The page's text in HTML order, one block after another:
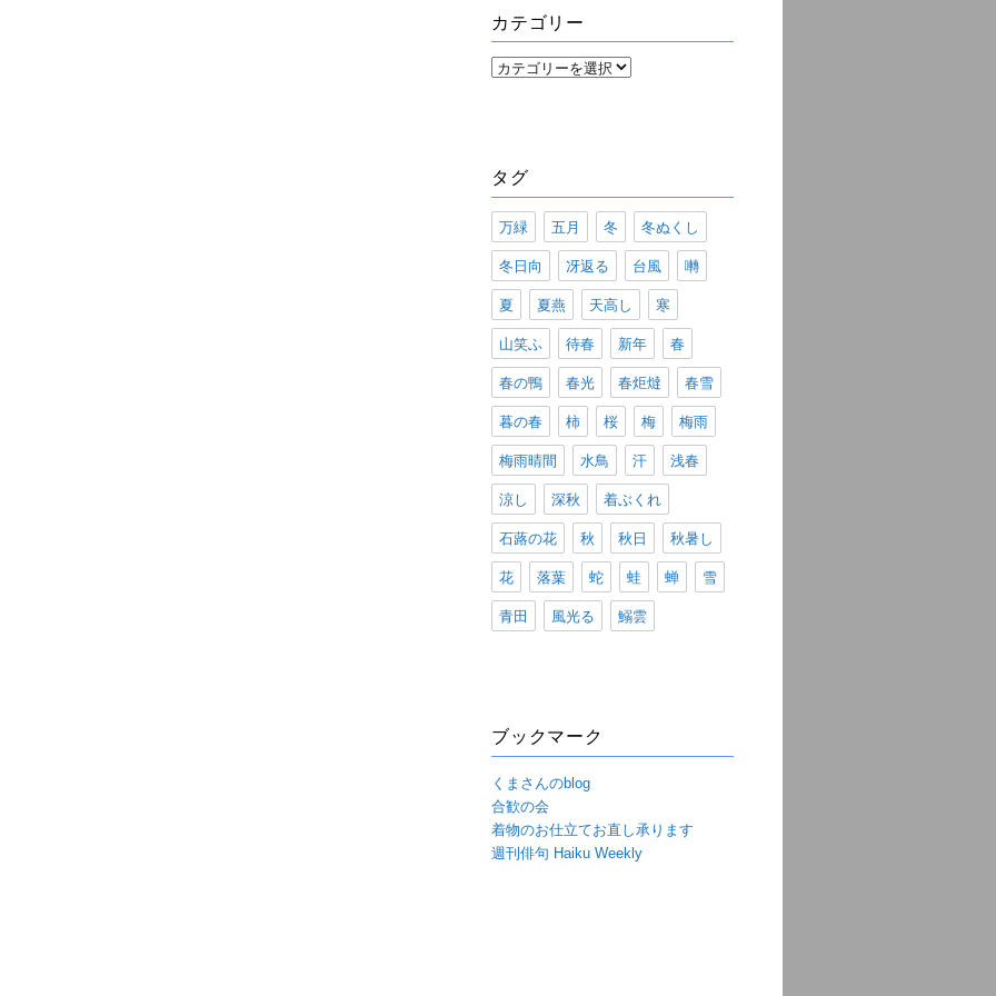
カテゴリー
カ
タグ
万緑 五月 冬 冬ぬくし
冬日向 冴返る 台風 囀
夏 夏燕 天高し 寒
山笑ふ 待春 新年 春
春の鴨 春光 春炬燵 春雪
暮の春 柿 桜 梅 梅雨
梅雨晴間 水鳥 汗 浅春
涼し 深秋 着ぶくれ
石蕗の花 秋 秋日 秋暑し
花 落葉 蛇 蛙 蝉 雪
青田 風光る 鰯雲
ブックマーク
くまさんのblog
合歓の会
着物のお仕立てお直し承ります
週刊俳句 Haiku Weekly